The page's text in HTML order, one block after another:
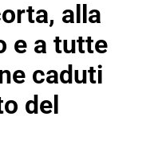
alla
e a tutte
caduti
del